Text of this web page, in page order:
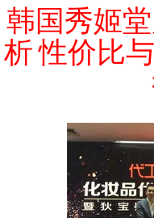
韩国秀姬
析 性价比